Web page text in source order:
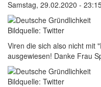
Samstag, 29.02.2020 -
Bildquelle: Twitter
Viren die sich also nicht mit
ausgewiesen! Danke Frau
Bildquelle: Twitter